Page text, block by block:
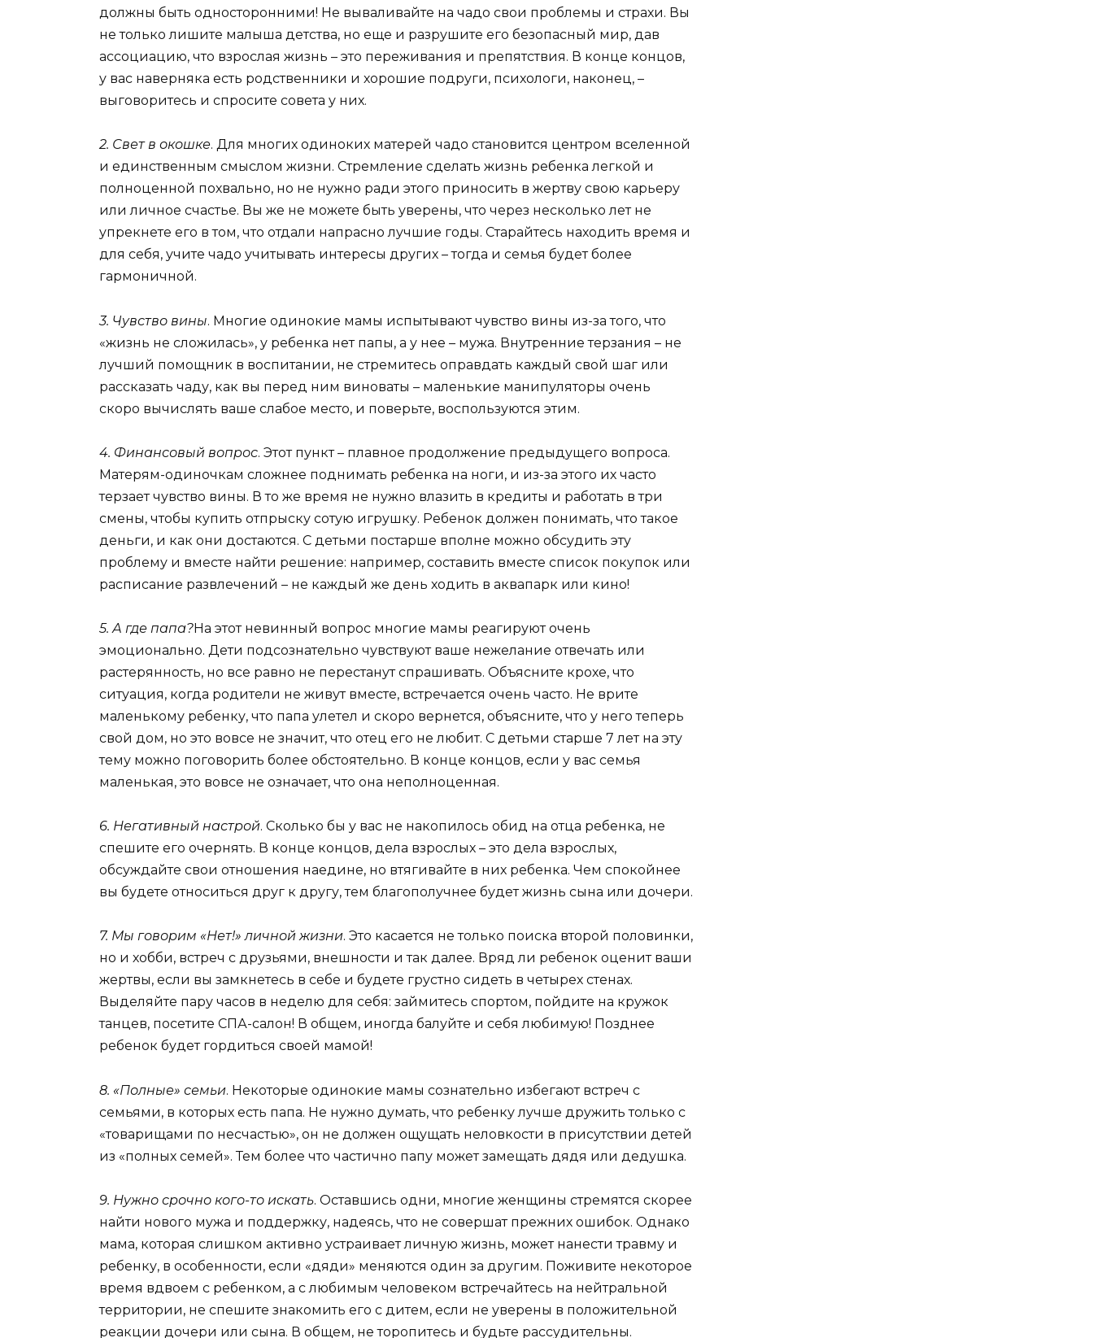
должны быть односторонними! Не вываливайте на чадо свои проблемы и страхи. Вы
не только лишите малыша детства, но еще и разрушите его безопасный мир, дав
ассоциацию, что взрослая жизнь – это переживания и препятствия. В конце концов,
у вас наверняка есть родственники и хорошие подруги, психологи, наконец, –
выговоритесь и спросите совета у них.
2. Свет в окошке. Для многих одиноких матерей чадо становится центром вселенной
и единственным смыслом жизни. Стремление сделать жизнь ребенка легкой и
полноценной похвально, но не нужно ради этого приносить в жертву свою карьеру
или личное счастье. Вы же не можете быть уверены, что через несколько лет не
упрекнете его в том, что отдали напрасно лучшие годы. Старайтесь находить время и
для себя, учите чадо учитывать интересы других – тогда и семья будет более
гармоничной.
3. Чувство вины. Многие одинокие мамы испытывают чувство вины из-за того, что
«жизнь не сложилась», у ребенка нет папы, а у нее – мужа. Внутренние терзания – не
лучший помощник в воспитании, не стремитесь оправдать каждый свой шаг или
рассказать чаду, как вы перед ним виноваты – маленькие манипуляторы очень
скоро вычислять ваше слабое место, и поверьте, воспользуются этим.
4. Финансовый вопрос. Этот пункт – плавное продолжение предыдущего вопроса.
Матерям-одиночкам сложнее поднимать ребенка на ноги, и из-за этого их часто
терзает чувство вины. В то же время не нужно влазить в кредиты и работать в три
смены, чтобы купить отпрыску сотую игрушку. Ребенок должен понимать, что такое
деньги, и как они достаются. С детьми постарше вполне можно обсудить эту
проблему и вместе найти решение: например, составить вместе список покупок или
расписание развлечений – не каждый же день ходить в аквапарк или кино!
5. А где папа?На этот невинный вопрос многие мамы реагируют очень
эмоционально. Дети подсознательно чувствуют ваше нежелание отвечать или
растерянность, но все равно не перестанут спрашивать. Объясните крохе, что
ситуация, когда родители не живут вместе, встречается очень часто. Не врите
маленькому ребенку, что папа улетел и скоро вернется, объясните, что у него теперь
свой дом, но это вовсе не значит, что отец его не любит. С детьми старше 7 лет на эту
тему можно поговорить более обстоятельно. В конце концов, если у вас семья
маленькая, это вовсе не означает, что она неполноценная.
6. Негативный настрой. Сколько бы у вас не накопилось обид на отца ребенка, не
спешите его очернять. В конце концов, дела взрослых – это дела взрослых,
обсуждайте свои отношения наедине, но втягивайте в них ребенка. Чем спокойнее
вы будете относиться друг к другу, тем благополучнее будет жизнь сына или дочери.
7. Мы говорим «Нет!» личной жизни. Это касается не только поиска второй половинки,
но и хобби, встреч с друзьями, внешности и так далее. Вряд ли ребенок оценит ваши
жертвы, если вы замкнетесь в себе и будете грустно сидеть в четырех стенах.
Выделяйте пару часов в неделю для себя: займитесь спортом, пойдите на кружок
танцев, посетите СПА-салон! В общем, иногда балуйте и себя любимую! Позднее
ребенок будет гордиться своей мамой!
8. «Полные» семьи. Некоторые одинокие мамы сознательно избегают встреч с
семьями, в которых есть папа. Не нужно думать, что ребенку лучше дружить только с
«товарищами по несчастью», он не должен ощущать неловкости в присутствии детей
из «полных семей». Тем более что частично папу может замещать дядя или дедушка.
9. Нужно срочно кого-то искать. Оставшись одни, многие женщины стремятся скорее
найти нового мужа и поддержку, надеясь, что не совершат прежних ошибок. Однако
мама, которая слишком активно устраивает личную жизнь, может нанести травму и
ребенку, в особенности, если «дяди» меняются один за другим. Поживите некоторое
время вдвоем с ребенком, а с любимым человеком встречайтесь на нейтральной
территории, не спешите знакомить его с дитем, если не уверены в положительной
реакции дочери или сына. В общем, не торопитесь и будьте рассудительны.